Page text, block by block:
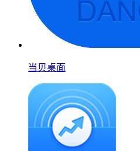
当贝桌面